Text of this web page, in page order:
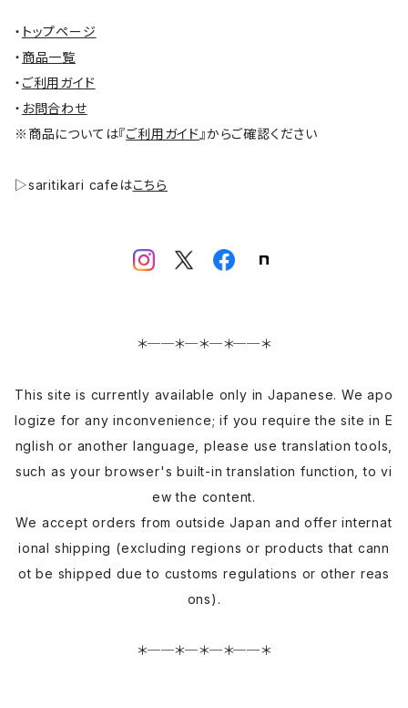
・ トップページ
・ 商品一覧
・ ご利用ガイド
・ お問合わせ
※商品については『ご利用ガイド 』からご確認ください
▷saritikari cafeはこちら
＊──＊─＊─＊──＊
This site is currently available only in Japanese. We apo
logize for any inconvenience; if you require the site in E
nglish or another language, please use translation tools,
such as your browser's built-in translation function, to vi
ew the content.
We accept orders from outside Japan and offer internat
ional shipping (excluding regions or products that cann
ot be shipped due to customs regulations or other reas
ons).
＊──＊─＊─＊──＊